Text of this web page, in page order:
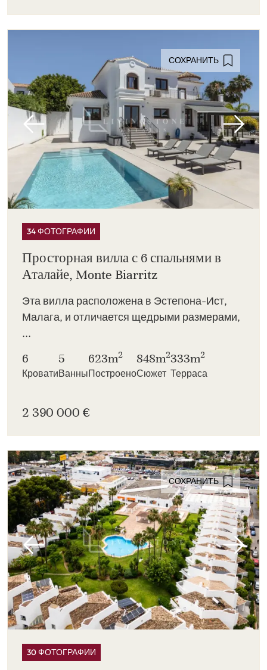
СОХРАНИТЬ
34 ФОТОГРАФИИ
Просторная вилла с 6 спальнями в
Аталайе, Monte Biarritz
Эта вилла расположена в Эстепона-Ист,
Малага, и отличается щедрыми размерами,
...
6
Кровати
5
Ванны
623m2
Построено
848m2
Сюжет
333m2
Терраса
2 390 000 €
СОХРАНИТЬ
30 ФОТОГРАФИИ